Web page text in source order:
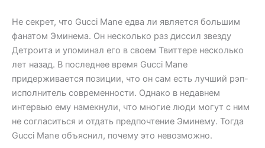
Не секрет, что Gucci Mane едва ли является большим
фанатом Эминема. Он несколько раз диссил звезду
Детроита и упоминал его в своем Твиттере несколько
лет назад. В последнее время Gucci Mane
придерживается позиции, что он сам есть лучший рэп-
исполнитель современности. Однако в недавнем
интервью ему намекнули, что многие люди могут с ним
не согласиться и отдать предпочтение Эминему. Тогда
Gucci Mane объяснил, почему это невозможно.